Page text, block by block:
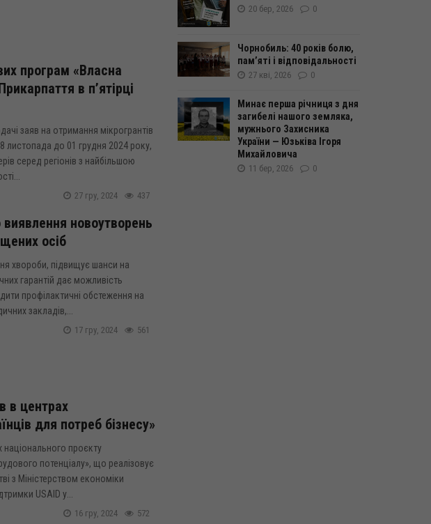
програм «Власна
в п’ятірці
заяв на отримання мікрогрантів
листопада до 01 грудня 2024 року,
серед регіонів з найбільшою
437
27 гру, 2024
новоутворень
осіб
хвороби, підвищує шанси на
гарантій дає можливість
профілактичні обстеження на
закладів,...
561
17 гру, 2024
в центрах
для потреб бізнесу»
національного проєкту
потенціалу», що реалізовує
з Міністерством економіки
USAID у...
572
16 гру, 2024
20 бер, 2026 0
Чорнобиль: 40 років болю,
пам’яті і відповідальності
27 кві, 2026 0
Минає перша річниця з дня
загибелі нашого земляка,
мужнього Захисника
України — Юзьківа Ігоря
Михайловича
11 бер, 2026 0